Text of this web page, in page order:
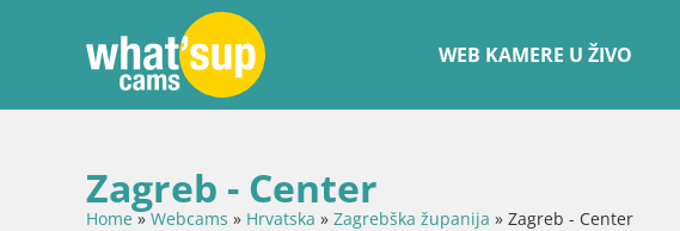
WEB KAMERE U ŽIVO
Zagreb - Center
Home»Webcams » Hrvatska » Zagrebška županija » Zagreb - Center